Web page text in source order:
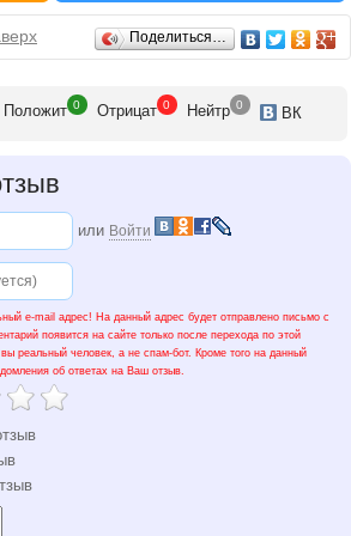
ведущих мировых брендов - Kerastase,
кабинета осуществляются с
Swissdermyl, Holy Land Cosm., La Sante. В Red
Поделиться…
Положит 0 Отрицат 0 Нейтр 0 ВК
или Войти
e-mail адрес! На данный адрес будет отправлено письмо с
появится на сайте только после перехода по этой
реальный человек, а не спам-бот. Кроме того на данный
об ответах на Ваш отзыв.